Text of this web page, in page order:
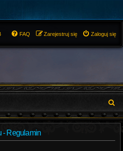
Zaloguj się
Zarejestruj się
FAQ
z
- Regulamin